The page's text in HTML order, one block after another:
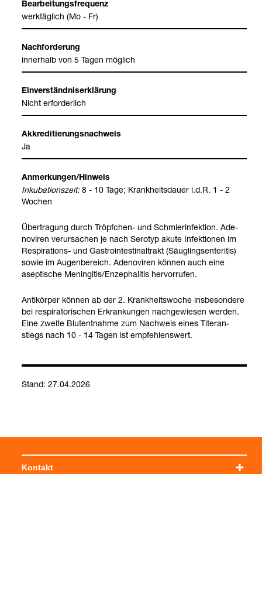
Bear­bei­tungs­fre­quenz
werk­täg­lich (Mo - Fr)
Nach­for­de­rung
inner­halb von 5 Tagen mög­lich
Ein­ver­ständ­nis­er­klä­rung
Nicht erfor­der­lich
Akkre­di­tie­rungs­nach­weis
Ja
Anmer­kun­gen/Hin­weis
Inku­ba­ti­ons­zeit:8 - 10 Tage; Krank­heits­dauer i.d.R. 1 - 2
Wochen
Über­tra­gung durch Tröpf­chen-​ und Schmier­in­fek­tion. Ade­
no­vi­ren ver­ur­sa­chen je nach Sero­typ akute Infek­tio­nen im
Respi­ra­ti­ons-​ und Gastro­in­te­sti­nal­trakt (Säug­lings­en­teri­tis)
sowie im Augen­be­reich. Ade­no­vi­ren kön­nen auch eine
asep­ti­sche Menin­gi­tis/Enze­pha­li­tis her­vor­ru­fen.
Anti­kör­per kön­nen ab der 2. Krank­heits­wo­che ins­be­son­dere
bei respi­ra­to­ri­schen Erkran­kun­gen nach­ge­wie­sen wer­den.
Eine zweite Blut­ent­nahme zum Nach­weis eines Titer­an­
stiegs nach 10 - 14 Tagen ist emp­feh­lens­wert.
Stand: 27.04.2026
Stuhl)
Erkran­kun­gen
(Bak­te­rien; Mul­ti­
Kontakt